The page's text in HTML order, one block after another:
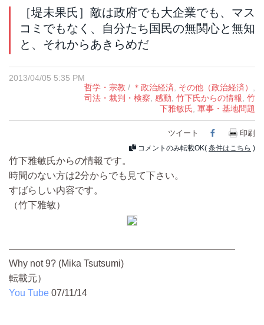
［堤未果氏］敵は政府でも大企業でも、マス
コミでもなく、自分たち国民の無関心と無知
と、それからあきらめだ
2013/04/05 5:35 PM
哲学・宗教 / ＊政治経済 その他（政治経済）
司法・裁判・検察
感動 竹下氏からの情報 竹
下雅敏氏 軍事・基地問題
ツイート Facebook
印刷
コメントのみ転載OK( 条件はこちら )
竹下雅敏氏からの情報です。
時間のない方は2分からでも見て下さい。
すばらしい内容です。
（竹下雅敏）
————————————————————————
Why not 9? (Mika Tsutsumi)
転載元）
You Tube 07/11/14